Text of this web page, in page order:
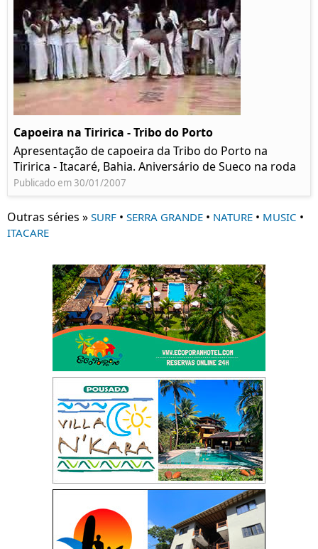
Capoeira na Tiririca - Tribo do Porto
Apresentação de capoeira da Tribo do Porto na
Tiririca - Itacaré, Bahia. Aniversário de Sueco na roda
Publicado em 30/01/2007
Outras séries » SURF • SERRA GRANDE • NATURE • MUSIC •
ITACARE